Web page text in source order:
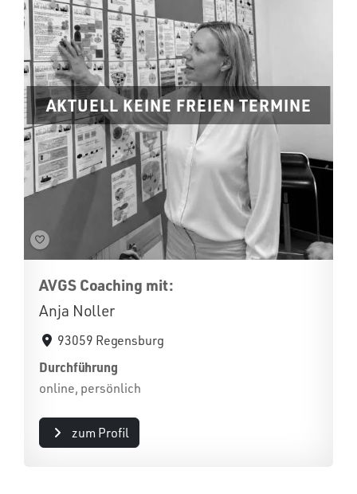
AKTUELL KEINE FREIEN TERMINE
AVGS Coaching mit:
Anja Noller
93059 Regensburg
Durchführung
online, persönlich
zum Profil